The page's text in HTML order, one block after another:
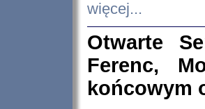
więcej...
Otwarte
Ferenc,
końcowym